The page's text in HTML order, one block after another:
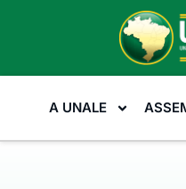
A UNALE